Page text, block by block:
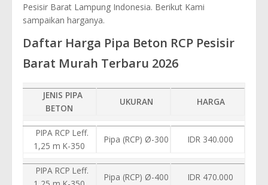
Pesisir Barat Lampung Indonesia. Berikut Kami
sampaikan harganya.
Daftar Harga Pipa Beton RCP Pesisir
Barat Murah Terbaru 2026
JENIS PIPA
BETON
UKURAN HARGA
PIPA RCP Leff.
1,25 m K-350
Pipa (RCP) Ø-300 IDR 340.000
PIPA RCP Leff.
Pipa (RCP) Ø-400 IDR 470.000